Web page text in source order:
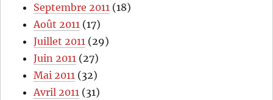
Septembre 2011 (18)
Août 2011 (17)
Juillet 2011 (29)
Juin 2011 (27)
Mai 2011 (32)
Avril 2011 (31)